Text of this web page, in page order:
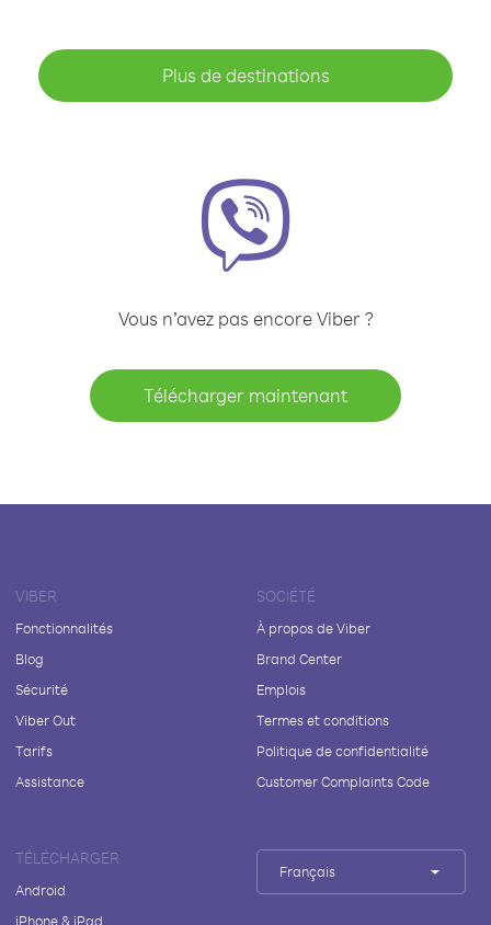
Plus de destinations
Vous n’avez pas encore Viber ?
Télécharger maintenant
VIBER
Fonctionnalités
Blog
Sécurité
Viber Out
Tarifs
Assistance
SOCIÉTÉ
À propos de Viber
Brand Center
Emplois
Termes et conditions
Politique de confidentialité
Customer Complaints Code
TÉLÉCHARGER
Android
iPhone & iPad
Français